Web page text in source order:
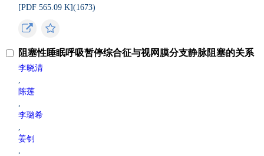
[PDF 565.09 K](1673)
阻塞性睡眠呼吸暂停综合征与视网膜分支静脉阻塞的关系
李晓清
,
陈莲
,
李璐希
,
姜钊
,